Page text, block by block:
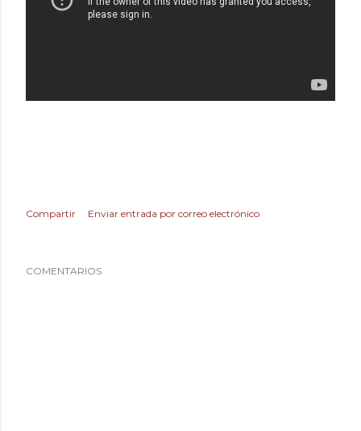
Compartir Enviar entrada por correo electrónico
COMENTARIOS